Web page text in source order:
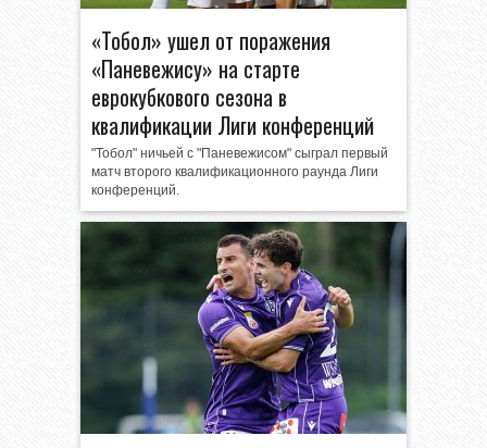
«Тобол» ушел от поражения
«Паневежису» на старте
еврокубкового сезона в
квалификации Лиги конференций
"Тобол" ничьей с "Паневежисом" сыграл первый
матч второго квалификационного раунда Лиги
конференций.